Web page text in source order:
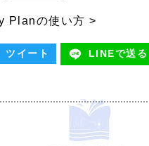
Planの使い方 >
ツイート LINEで送る